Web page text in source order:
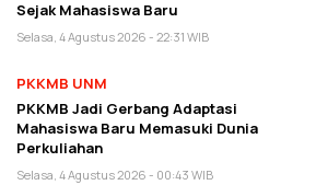
Sejak Mahasiswa Baru
Selasa, 4 Agustus 2026 - 22:31 WIB
PKKMB UNM
PKKMB Jadi Gerbang Adaptasi
Mahasiswa Baru Memasuki Dunia
Perkuliahan
Selasa, 4 Agustus 2026 - 00:43 WIB